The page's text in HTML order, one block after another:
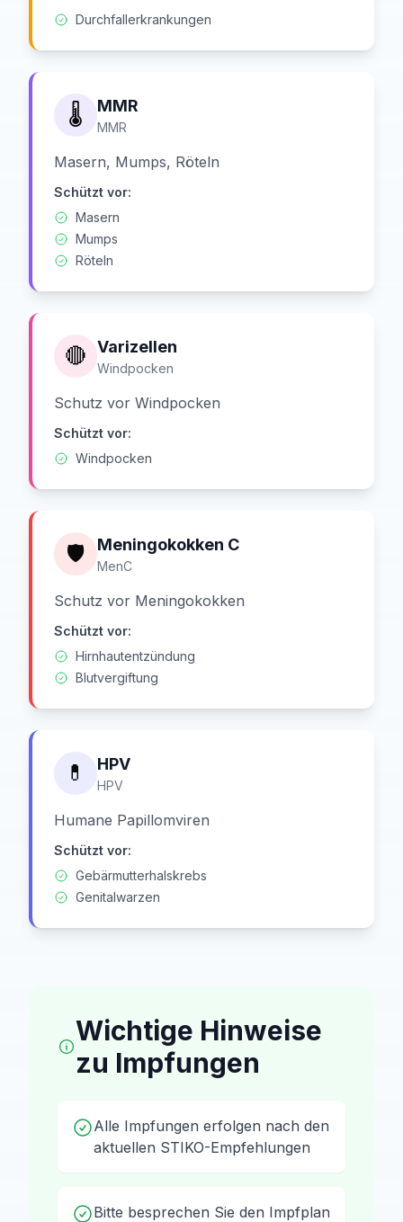
Durchfallerkrankungen
🌡️ MMR
MMR
Masern, Mumps, Röteln
Schützt vor:
Masern
Mumps
Röteln
🔴 Varizellen
Windpocken
Schutz vor Windpocken
Schützt vor:
Windpocken
🛡️ Meningokokken C
MenC
Schutz vor Meningokokken
Schützt vor:
Hirnhautentzündung
Blutvergiftung
💊 HPV
HPV
Humane Papillomviren
Schützt vor:
Gebärmutterhalskrebs
Genitalwarzen
Wichtige Hinweise
zu Impfungen
Alle Impfungen erfolgen nach den
aktuellen STIKO-Empfehlungen
Bitte besprechen Sie den Impfplan